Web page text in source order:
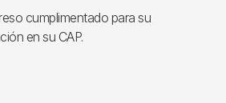
cumplimentado para su
en su CAP.